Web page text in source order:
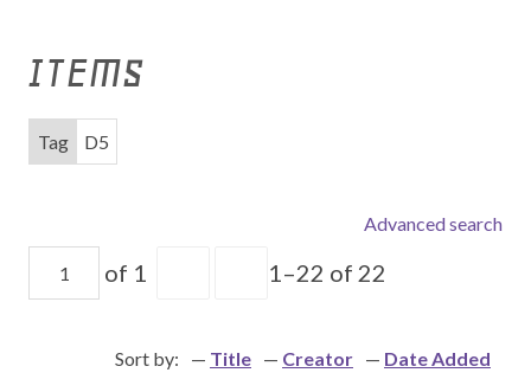
ITEMS
Tag D5
Advanced search
of 1 1–22 of 22
Sort by: Title Creator Date Added